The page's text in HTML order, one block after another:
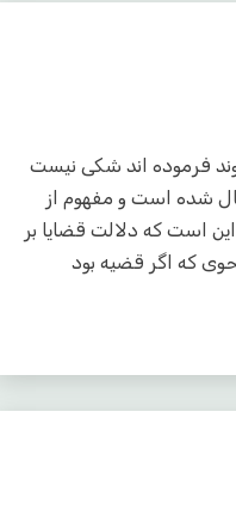
۱۳۸۹ مرحوم آخوند فرموده اند شکی نیست
شده است و مفهوم از
است که دلالت قضایا بر
که اگر قضیه بود